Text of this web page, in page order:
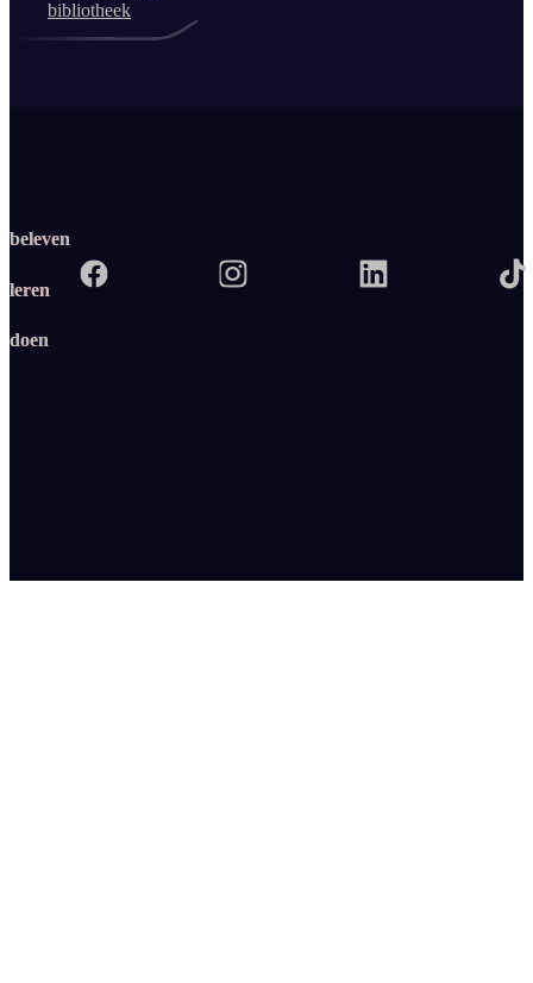
bibliotheek
beleven
leren
doen